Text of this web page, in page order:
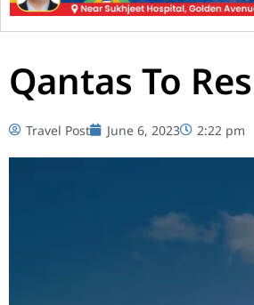
Qantas To
Travel Post June 6, 2023 2:22 pm